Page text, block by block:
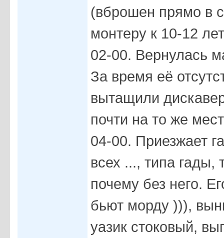
(вброшен прямо в
монтеру к 10-12
02-00. Вернулась
За время её
вытащили
почти на то же
04-00. Приезжает
всех ..., типа гады,
почему без него.
бьют морду ))),
уазик стоковый,